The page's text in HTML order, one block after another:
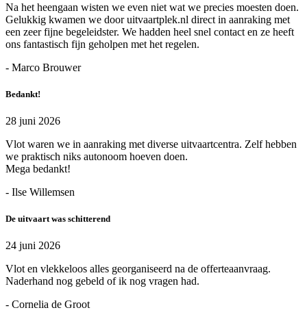
Na het heengaan wisten we even niet wat we precies moesten doen.
Gelukkig kwamen we door uitvaartplek.nl direct in aanraking met
een zeer fijne begeleidster. We hadden heel snel contact en ze heeft
ons fantastisch fijn geholpen met het regelen.
- Marco Brouwer
Bedankt!
28 juni 2026
Vlot waren we in aanraking met diverse uitvaartcentra. Zelf hebben
we praktisch niks autonoom hoeven doen.
Mega bedankt!
- Ilse Willemsen
De uitvaart was schitterend
24 juni 2026
Vlot en vlekkeloos alles georganiseerd na de offerteaanvraag.
Naderhand nog gebeld of ik nog vragen had.
- Cornelia de Groot